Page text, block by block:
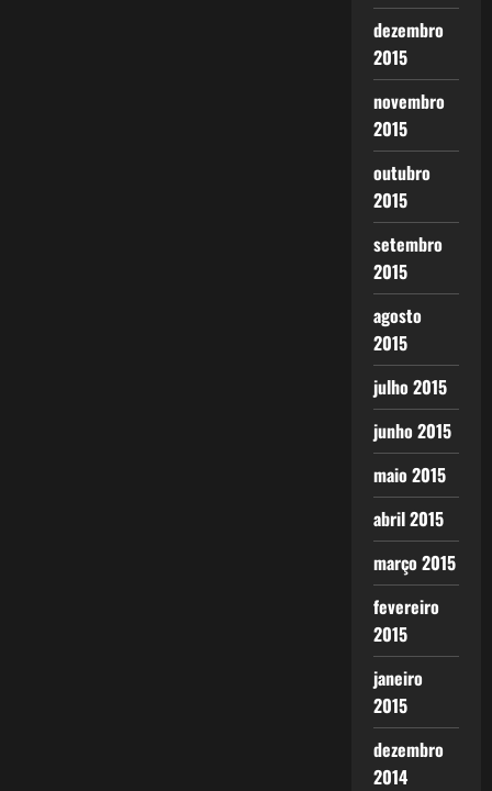
dezembro
2015
novembro
2015
outubro
2015
setembro
2015
agosto
2015
julho 2015
junho 2015
maio 2015
abril 2015
março 2015
fevereiro
2015
janeiro
2015
dezembro
2014